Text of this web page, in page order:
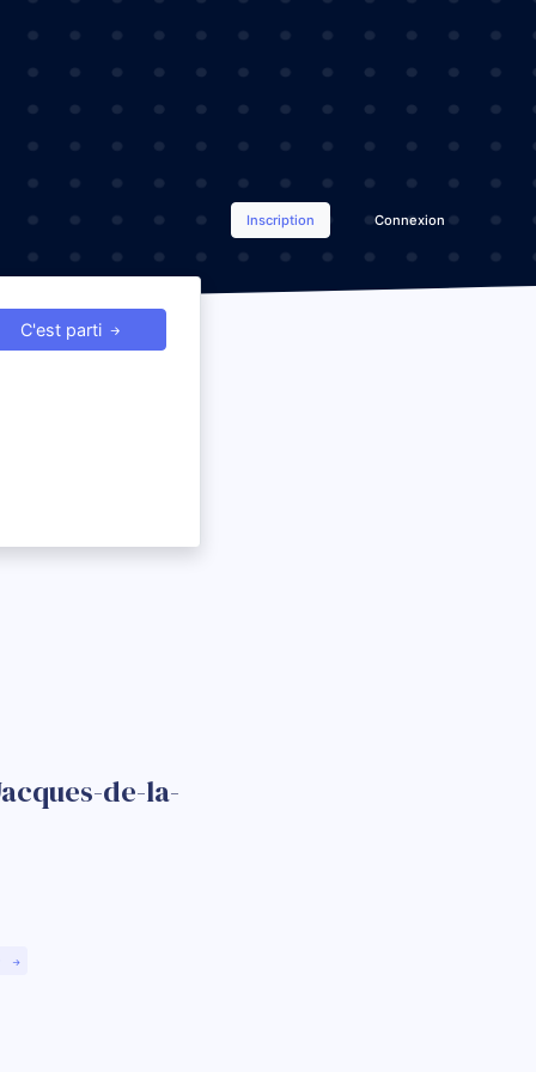
Inscription Connexion
C'est parti
de-la-